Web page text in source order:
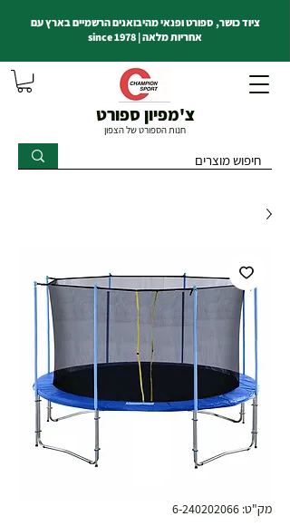
צ'מפיון ספורט
חנות הספורט של הצפון
ציוד כושר, ספורט ופנאי מהיבואנים הרשמיים בארץ עם
אחריות מלאה | since 1978
מק"ט: 6-240202066